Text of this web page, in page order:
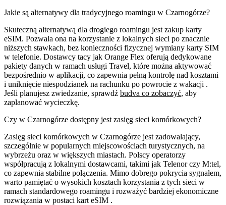
Jakie są alternatywy dla tradycyjnego roamingu w Czarnogórze?
Skuteczną alternatywą dla drogiego roamingu jest zakup karty
eSIM. Pozwala ona na korzystanie z lokalnych sieci po znacznie
niższych stawkach, bez konieczności fizycznej wymiany karty SIM
w telefonie. Dostawcy tacy jak Orange Flex oferują dedykowane
pakiety danych w ramach usługi Travel, które można aktywować
bezpośrednio w aplikacji, co zapewnia pełną kontrolę nad kosztami
i uniknięcie niespodzianek na rachunku po powrocie z wakacji .
Jeśli planujesz zwiedzanie, sprawdź budva co zobaczyć, aby
zaplanować wycieczkę.
Czy w Czarnogórze dostępny jest zasięg sieci komórkowych?
Zasięg sieci komórkowych w Czarnogórze jest zadowalający,
szczególnie w popularnych miejscowościach turystycznych, na
wybrzeżu oraz w większych miastach. Polscy operatorzy
współpracują z lokalnymi dostawcami, takimi jak Telenor czy M:tel,
co zapewnia stabilne połączenia. Mimo dobrego pokrycia sygnałem,
warto pamiętać o wysokich kosztach korzystania z tych sieci w
ramach standardowego roamingu i rozważyć bardziej ekonomiczne
rozwiązania w postaci kart eSIM .